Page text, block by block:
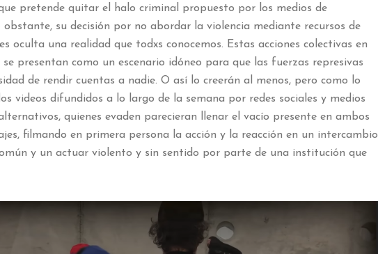
pretende quitar el halo criminal propuesto por los medios de
obstante, su decisión por no abordar la violencia mediante recursos de
oculta una realidad que todxs conocemos. Estas acciones colectivas en
se presentan como un escenario idóneo para que las fuerzas represivas
de rendir cuentas a nadie. O así lo creerán al menos, pero como lo
videos difundidos a lo largo de la semana por redes sociales y medios
quienes evaden parecieran llenar el vacío presente en ambos
filmando en primera persona la acción y la reacción en un intercambio
y un actuar violento y sin sentido por parte de una institución que